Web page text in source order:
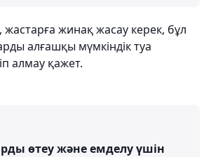
жинақ жасау керек, бұл
алғашқы мүмкіндік туа
алмау қажет.
өтеу және емделу үшін